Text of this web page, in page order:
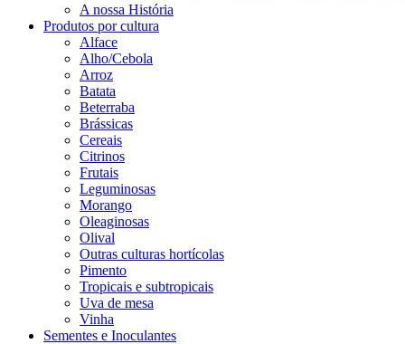
A nossa História
Produtos por cultura
Alface
Alho/Cebola
Arroz
Batata
Beterraba
Brássicas
Cereais
Citrinos
Frutais
Leguminosas
Morango
Oleaginosas
Olival
Outras culturas hortícolas
Pimento
Tropicais e subtropicais
Uva de mesa
Vinha
Sementes e Inoculantes